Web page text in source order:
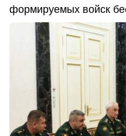
формируемых войск